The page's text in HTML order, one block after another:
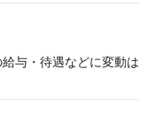
与・待遇などに変動は